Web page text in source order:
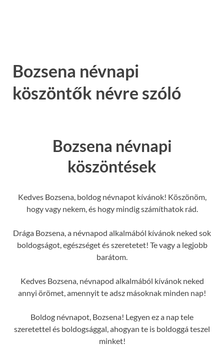
Bozsena névnapi
köszöntők névre szóló
Bozsena névnapi
köszöntések
Kedves Bozsena, boldog névnapot kívánok! Köszönöm,
hogy vagy nekem, és hogy mindig számíthatok rád.
Drága Bozsena, a névnapod alkalmából kívánok neked sok
boldogságot, egészséget és szeretetet! Te vagy a legjobb
barátom.
Kedves Bozsena, névnapod alkalmából kívánok neked
annyi örömet, amennyit te adsz másoknak minden nap!
Boldog névnapot, Bozsena! Legyen ez a nap tele
szeretettel és boldogsággal, ahogyan te is boldoggá teszel
minket!